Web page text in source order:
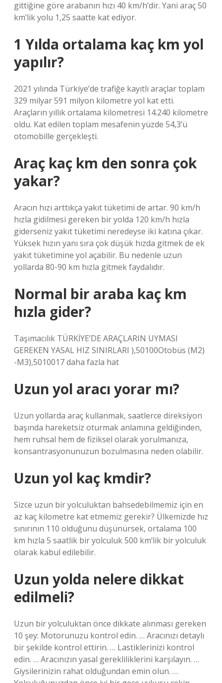
gittiğine göre arabanın hızı 40 km/h’dir. Yani araç 50
km’lik yolu 1,25 saatte kat ediyor.
1 Yılda ortalama kaç km yol
yapılır?
2021 yılında Türkiye’de trafiğe kayıtlı araçlar toplam
329 milyar 591 milyon kilometre yol kat etti.
Araçların yıllık ortalama kilometresi 14.240 kilometre
oldu. Kat edilen toplam mesafenin yüzde 54,3’ü
otomobille gerçekleşti.
Araç kaç km den sonra çok
yakar?
Aracın hızı arttıkça yakıt tüketimi de artar. 90 km/h
hızla gidilmesi gereken bir yolda 120 km/h hızla
giderseniz yakıt tüketimi neredeyse iki katına çıkar.
Yüksek hızın yanı sıra çok düşük hızda gitmek de ek
yakıt tüketimine yol açabilir. Bu nedenle uzun
yollarda 80-90 km hızla gitmek faydalıdır.
Normal bir araba kaç km
hızla gider?
Taşımacılık TÜRKİYE’DE ARAÇLARIN UYMASI
GEREKEN YASAL HIZ SINIRLARI ),​50100Otobüs (M2)
-M3),5010017 daha fazla hat
Uzun yol aracı yorar mı?
Uzun yollarda araç kullanmak, saatlerce direksiyon
başında hareketsiz oturmak anlamına geldiğinden,
hem ruhsal hem de fiziksel olarak yorulmanıza,
konsantrasyonunuzun bozulmasına neden olabilir.
Uzun yol kaç kmdir?
Sizce uzun bir yolculuktan bahsedebilmemiz için en
az kaç kilometre kat etmemiz gerekir? Ülkemizde hız
sınırının 110 olduğunu düşünürsek, ortalama 100
km hızla 5 saatlik bir yolculuk 500 km’lik bir yolculuk
olarak kabul edilebilir.
Uzun yolda nelere dikkat
edilmeli?
Uzun bir yolculuktan önce dikkate alınması gereken
10 şey: Motorunuzu kontrol edin. … Aracınızı detaylı
bir şekilde kontrol ettirin. … Lastiklerinizi kontrol
edin. … Aracınızın yasal gerekliliklerini karşılayın. …
Giysilerinizin rahat olduğundan emin olun. …